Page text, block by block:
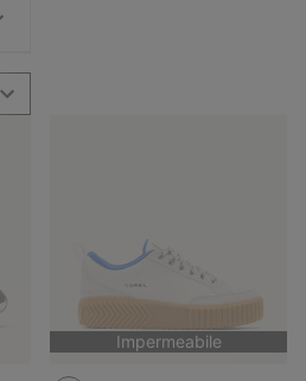
Impermeabile